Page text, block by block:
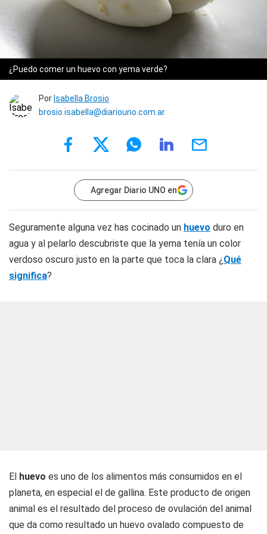
¿Puedo comer un huevo con yema verde?
PorIsabella Brosio
brosio.isabella@diariouno.com.ar
Agregar Diario UNO en
Seguramente alguna vez has cocinado un huevo duro en
agua y al pelarlo descubriste que la yema tenía un color
verdoso oscuro justo en la parte que toca la clara ¿ Qué
significa?
El huevo es uno de los alimentos más consumidos en el
planeta, en especial el de gallina. Este producto de origen
animal es el resultado del proceso de ovulación del animal
que da como resultado un huevo ovalado compuesto de